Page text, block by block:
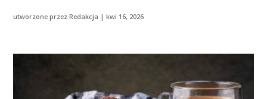
utworzone przezRedakcja |kwi 16, 2026